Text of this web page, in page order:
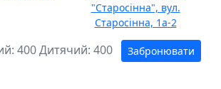
"Старосінна", вул.
Старосінна, 1а-2
400Дитячий: 400 Забронювати